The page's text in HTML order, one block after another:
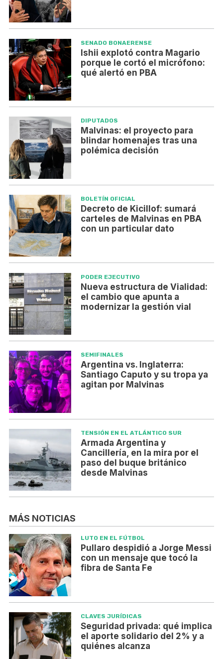
SENADO BONAERENSE
Ishii explotó contra Magario
porque le cortó el micrófono:
qué alertó en PBA
DIPUTADOS
Malvinas: el proyecto para
blindar homenajes tras una
polémica decisión
BOLETÍN OFICIAL
Decreto de Kicillof: sumará
carteles de Malvinas en PBA
con un particular dato
PODER EJECUTIVO
Nueva estructura de Vialidad:
el cambio que apunta a
modernizar la gestión vial
SEMIFINALES
Argentina vs. Inglaterra:
Santiago Caputo y su tropa ya
agitan por Malvinas
TENSIÓN EN EL ATLÁNTICO SUR
Armada Argentina y
Cancillería, en la mira por el
paso del buque británico
desde Malvinas
MÁS NOTICIAS
LUTO EN EL FÚTBOL
Pullaro despidió a Jorge Messi
con un mensaje que tocó la
fibra de Santa Fe
CLAVES JURÍDICAS
Seguridad privada: qué implica
el aporte solidario del 2% y a
quiénes alcanza